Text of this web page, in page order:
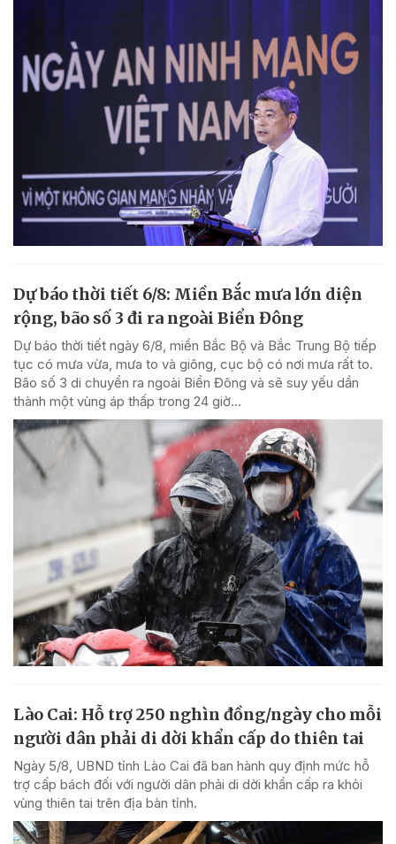
Dự báo thời tiết 6/8: Miền Bắc mưa lớn diện
rộng, bão số 3 đi ra ngoài Biển Đông
Dự báo thời tiết ngày 6/8, miền Bắc Bộ và Bắc Trung Bộ tiếp
tục có mưa vừa, mưa to và giông, cục bộ có nơi mưa rất to.
Bão số 3 di chuyển ra ngoài Biển Đông và sẽ suy yếu dần
thành một vùng áp thấp trong 24 giờ...
Lào Cai: Hỗ trợ 250 nghìn đồng/ngày cho mỗi
người dân phải di dời khẩn cấp do thiên tai
Ngày 5/8, UBND tỉnh Lào Cai đã ban hành quy định mức hỗ
trợ cấp bách đối với người dân phải di dời khẩn cấp ra khỏi
vùng thiên tai trên địa bàn tỉnh.